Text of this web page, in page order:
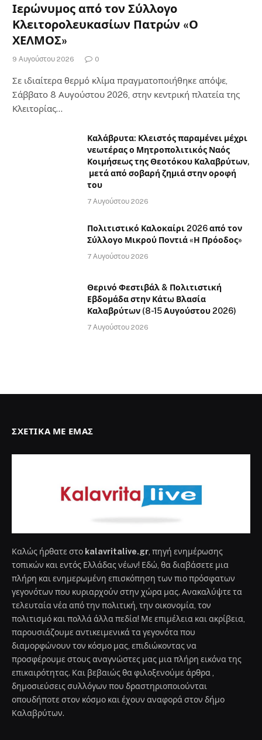
Ιερώνυμος από τον Σύλλογο
Κλειτορολευκασίων Πατρών «Ο
ΧΕΛΜΟΣ»
9 Αυγούστου 2026 0
Σε ιδιαίτερα θερμό κλίμα πραγματοποιήθηκε απόψε,
Σάββατο 8 Αυγούστου 2026, στην κεντρική πλατεία της
Κλειτορίας…
Καλάβρυτα: Κλειστός παραμένει μέχρι
νεωτέρας ο Μητροπολιτικός Ναός
Κοιμήσεως της Θεοτόκου Καλαβρύτων,
μετά από σοβαρή ζημιά στην οροφή
του
7 Αυγούστου 2026
Πολιτιστικό Καλοκαίρι 2026 από τον
Σύλλογο Μικρού Ποντιά «Η Πρόοδος»
7 Αυγούστου 2026
Θερινό Φεστιβάλ & Πολιτιστική
Εβδομάδα στην Κάτω Βλασία
Καλαβρύτων (8-15 Αυγούστου 2026)
7 Αυγούστου 2026
ΣΧΕΤΙΚΆ ΜΕ ΕΜΆΣ
Καλώς ήρθατε στο kalavritalive.gr, πηγή ενημέρωσης
τοπικών και εντός Ελλάδας νέων! Εδώ, θα διαβάσετε μια
πλήρη και ενημερωμένη επισκόπηση των πιο πρόσφατων
γεγονότων που κυριαρχούν στην χώρα μας. Ανακαλύψτε τα
τελευταία νέα από την πολιτική, την οικονομία, τον
πολιτισμό και πολλά άλλα πεδία! Με επιμέλεια και ακρίβεια,
παρουσιάζουμε αντικειμενικά τα γεγονότα που
διαμορφώνουν τον κόσμο μας, επιδιώκοντας να
προσφέρουμε στους αναγνώστες μας μια πλήρη εικόνα της
επικαιρότητας. Και βεβαιώς θα φιλοξενούμε άρθρα ,
δημοσιεύσεις συλλόγων που δραστηριοποιούνται
οπουδήποτε στον κόσμο και έχουν αναφορά στον δήμο
Καλαβρύτων.